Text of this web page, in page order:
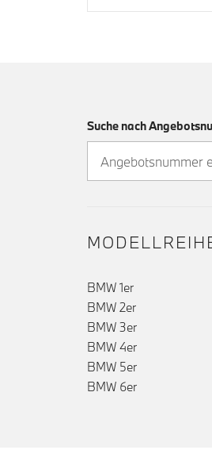
Suche nach
BMW 1er
BMW 2er
BMW 3er
BMW 4er()
BMW 5er
BMW 6er